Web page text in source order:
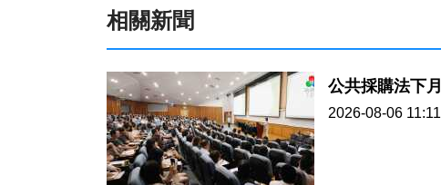
相關新聞
2026-08-06 11:11